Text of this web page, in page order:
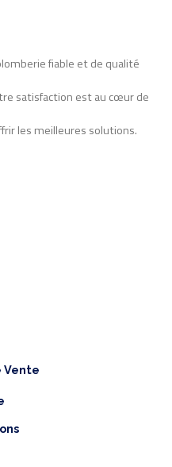
fiable et de qualité
satisfaction est au cœur de
les meilleures solutions.
Vente